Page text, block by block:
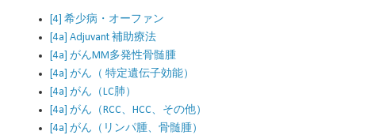
[4] 希少病・オーファン
[4a] Adjuvant 補助療法
[4a] がんMM多発性骨髄腫
[4a] がん（ 特定遺伝子効能）
[4a] がん（LC肺）
[4a] がん（RCC、HCC、その他）
[4a] がん（リンパ腫、骨髄腫）